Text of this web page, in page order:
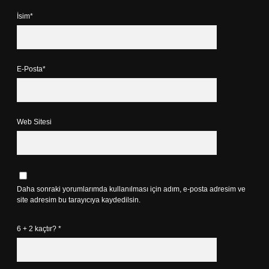
İsim*
E-Posta*
Web Sitesi
Daha sonraki yorumlarımda kullanılması için adım, e-posta adresim ve
site adresim bu tarayıcıya kaydedilsin.
6 + 2 kaçtır? *